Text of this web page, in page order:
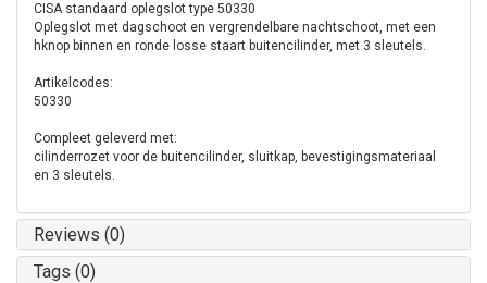
CISA standaard oplegslot type 50330
Oplegslot met dagschoot en vergrendelbare nachtschoot, met een
hknop binnen en ronde losse staart buitencilinder, met 3 sleutels.
Artikelcodes:
50330
Compleet geleverd met:
cilinderrozet voor de buitencilinder, sluitkap, bevestigingsmateriaal
en 3 sleutels.
Reviews (0)
Tags (0)